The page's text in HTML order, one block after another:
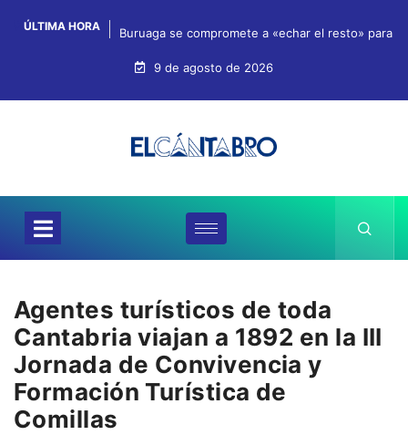
ÚLTIMA HORA Buruaga se compromete a «echar el resto» para
9 de agosto de 2026
Agentes turísticos de toda
Cantabria viajan a 1892 en la III
Jornada de Convivencia y
Formación Turística de
Comillas